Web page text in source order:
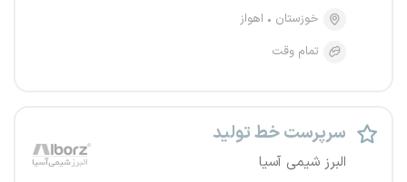
خوزستان
اهواز
تمام وقت
سرپرست خط تولید
البرز شیمی آسیا